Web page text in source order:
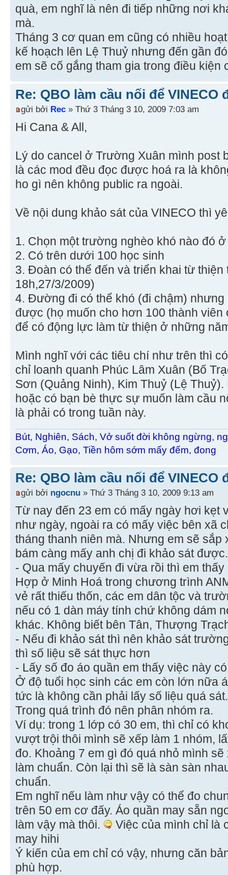
quà, em nghĩ là nên đi tiếp những nơi
mà.
Tháng 3 cơ quan em cũng có nhiều
kế hoạch lên Lệ Thuỷ nhưng đến gần
em sẽ cố gắng tham gia trong điều kiện
Re: QBO làm cầu nối để VINECO
gửi bởi Rec » Thứ 3 Tháng 3 10, 2009 7:03 am
Hi Cana & All,
Lý do cancel ở Trường Xuân mình post
là các mod đều đọc được hoá ra là
ho gì nên không public ra ngoài.
Về nội dung khảo sát của VINECO thì
1. Chọn một trường nghèo khó nào đó ở
2. Có trên dưới 100 học sinh
3. Đoàn có thể đến và triển khai từ thiện
18h,27/3/2009)
4. Đường đi có thể khó (đi chậm)
được (họ muốn cho hơn 100 thành viên
để có động lực làm từ thiện ở những
Mình nghĩ với các tiêu chí như trên thì
chỉ loanh quanh Phúc Lâm Xuân (Bố
Sơn (Quảng Ninh), Kim Thuỷ (Lệ
hoặc có bạn bè thực sự muốn làm cầu
là phải có trong tuần này.
Bút, Nghiên, Sách, Vở suốt đời không ngừng,
Cơm, Áo, Gạo, Tiền hôm sớm mấy đếm, đong
Re: QBO làm cầu nối để VINECO
gửi bởi ngocnu » Thứ 3 Tháng 3 10, 2009 9:13 am
Từ nay đến 23 em có mấy ngày hơi kẹt
như ngày, ngoài ra có mấy việc bên xã
tháng thanh niên mà. Nhưng em sẽ
bám càng mấy anh chị đi khảo sát được.
- Qua mấy chuyến đi vừa rồi thì em
Hợp ở Minh Hoá trong chương trình
vẻ rất thiếu thốn, các em dân tộc và
nếu có 1 dàn máy tính chứ không dám
khác. Không biết bên Tân, Thượng
- Nếu đi khảo sát thì nên khảo sát
thì số liệu sẽ sát thực hơn
- Lấy số đo áo quần em thấy việc này
Ở độ tuổi học sinh các em còn lớn nữa
tức là không cần phải lấy số liệu quá sát.
Trong quá trình đó nên phân nhóm ra.
Ví dụ: trong 1 lớp có 30 em, thì chỉ có
vượt trội thôi mình sẽ xếp làm 1 nhóm,
đo. Khoảng 7 em gì đó quá nhỏ mình
làm chuẩn. Còn lại thì sẽ là sàn sàn
chuẩn.
Em nghĩ nếu làm như vậy có thể đo
trên 50 em cơ đấy. Áo quần may sẵn
làm vậy mà thôi.
Việc của mình chỉ là
may hihi
Ý kiến của em chỉ có vậy, nhưng căn
phù hợp.